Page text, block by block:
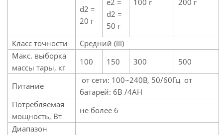
d2 =
20 г
e2 =
d2 =
50 г
100 г 200 г
Класс точности
Средний (III)
Макс. выборка
массы тары, кг
100 150 300 500
Питание
от сети: 100~240В, 50/60Гц от
батарей: 6В /4АН
Потребляемая
мощность, Вт
не более 6
Диапазон